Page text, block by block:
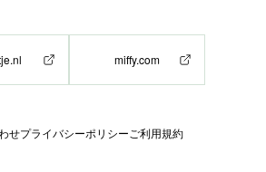
miffy.com
せプライバシーポリシーご利用規約